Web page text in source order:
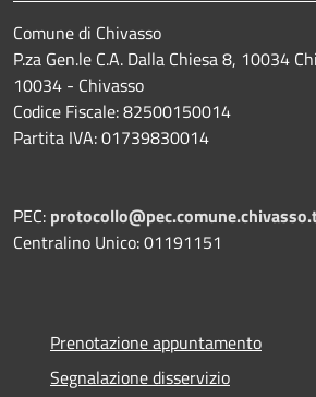
Comune di Chivasso
P.za Gen.le C.A. Dalla Chiesa 8, 10034
10034 - Chivasso
Codice Fiscale: 82500150014
Partita IVA: 01739830014
PEC:
Centralino Unico: 01191151
Prenotazione appuntamento
Segnalazione disservizio